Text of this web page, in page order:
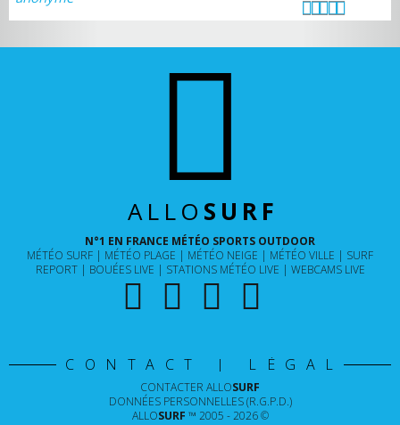
ALLO SURF
N°1 EN FRANCE MÉTÉO SPORTS OUTDOOR
MÉTÉO SURF
MÉTÉO PLAGE MÉTÉO NEIGE MÉTÉO VILLE
SURF
REPORT
BOUÉES LIVE STATIONS MÉTÉO LIVE WEBCAMS LIVE
CONTACT | LÉGAL
CONTACTER ALLOSURF
DONNÉES PERSONNELLES (R.G.P.D.)
ALLOSURF ™ 2005 - 2026 ©